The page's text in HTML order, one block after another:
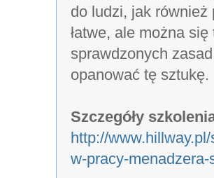
do ludzi, jak
łatwe, ale można
sprawdzonych
opanować tę sztukę.
Szczegóły
http://
w-pracy-